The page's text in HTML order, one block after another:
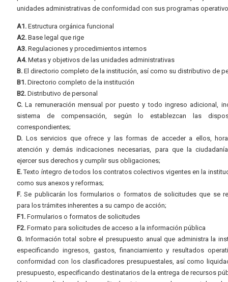
unidades administrativas de conformidad con sus programas
A1. Estructura orgánica funcional
A2. Base legal que rige
A3. Regulaciones y procedimientos internos
A4. Metas y objetivos de las unidades administrativas
B. El directorio completo de la institución, así como su distributivo de
B1. Directorio completo de la institución
B2. Distributivo de personal
C. La remuneración mensual por puesto y todo ingreso adicional,
sistema de compensación, según lo establezcan las
correspondientes;
D. Los servicios que ofrece y las formas de acceder a ellos,
atención y demás indicaciones necesarias, para que la
ejercer sus derechos y cumplir sus obligaciones;
E.Texto íntegro de todos los contratos colectivos vigentes en la
como sus anexos y reformas;
F. Se publicarán los formularios o formatos de solicitudes que se
para los trámites inherentes a su campo de acción;
F1. Formularios o formatos de solicitudes
F2. Formato para solicitudes de acceso a la información pública
G. Información total sobre el presupuesto anual que administra la
especificando ingresos, gastos, financiamiento y resultados
conformidad con los clasificadores presupuestales, así como
presupuesto, especificando destinatarios de la entrega de recursos